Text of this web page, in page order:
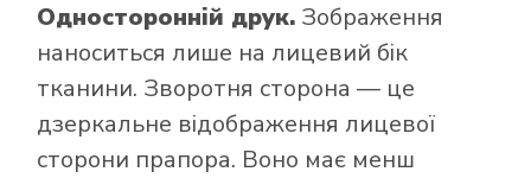
Односторонній друк. Зображення
наноситься лише на лицевий бік
тканини. Зворотня сторона — це
дзеркальне відображення лицевої
сторони прапора. Воно має менш